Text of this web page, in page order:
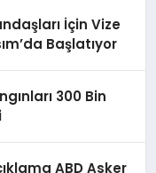
İçin Vize
Başlatıyor
300 Bin
ABD Asker